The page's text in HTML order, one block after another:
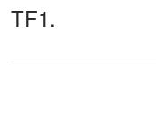
TF1.